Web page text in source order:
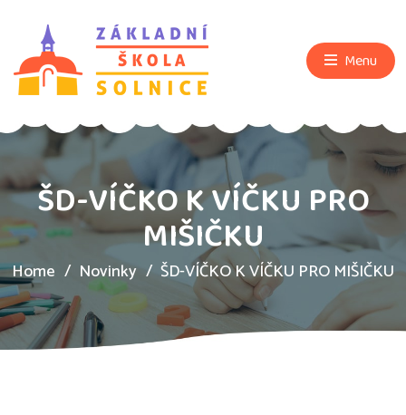
Menu
ŠD-VÍČKO K VÍČKU PRO
MIŠIČKU
Home Novinky ŠD-VÍČKO K VÍČKU PRO MIŠIČKU